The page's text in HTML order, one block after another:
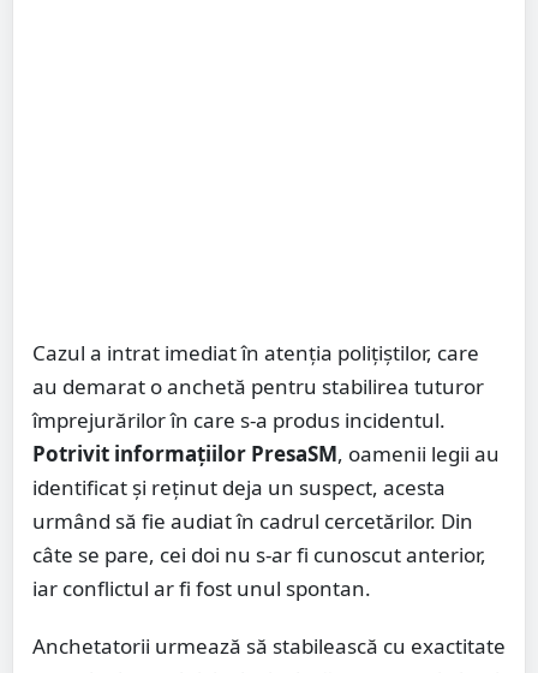
Cazul a intrat imediat în atenția polițiștilor, care
au demarat o anchetă pentru stabilirea tuturor
împrejurărilor în care s-a produs incidentul.
Potrivit informațiilor PresaSM, oamenii legii au
identificat și reținut deja un suspect, acesta
urmând să fie audiat în cadrul cercetărilor. Din
câte se pare, cei doi nu s-ar fi cunoscut anterior,
iar conflictul ar fi fost unul spontan.
Anchetatorii urmează să stabilească cu exactitate